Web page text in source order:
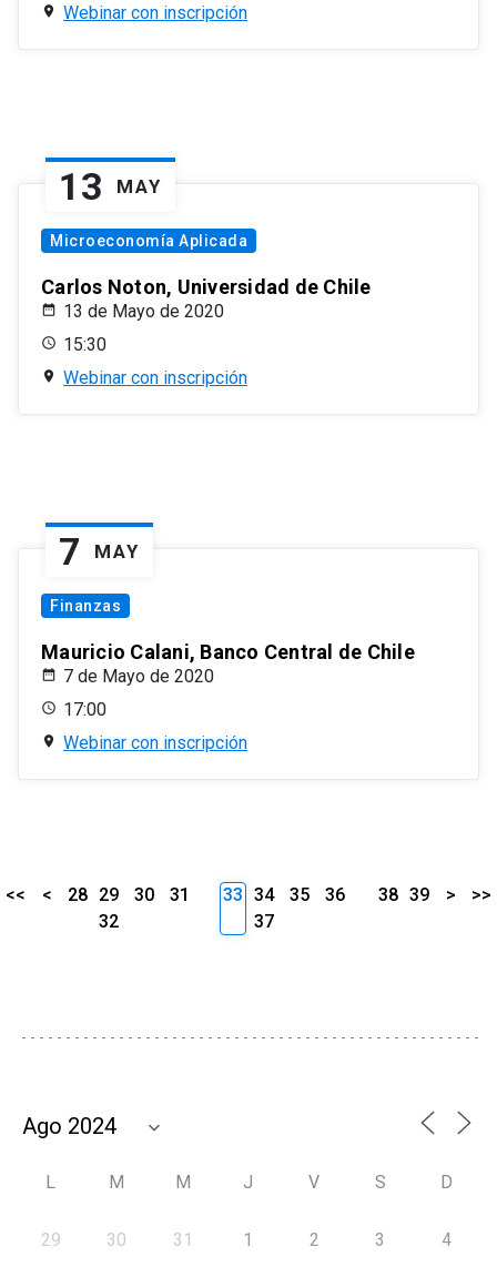
Webinar con inscripción
13 MAY
Microeconomía Aplicada
Carlos Noton, Universidad de Chile
13 de Mayo de 2020
15:30
Webinar con inscripción
7 MAY
Finanzas
Mauricio Calani, Banco Central de Chile
7 de Mayo de 2020
17:00
Webinar con inscripción
<< < 28 29 30
31
32
33 34 35
36
37
38 39 > >>
L M M J V S D
29 30 31 1 2 3 4